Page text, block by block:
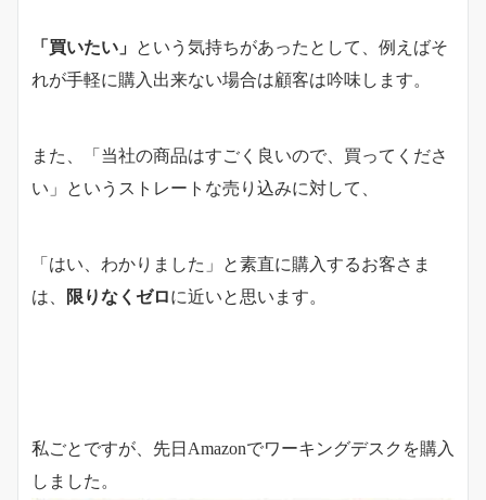
「買いたい」
という気持ちがあったとして、例えばそ
れが手軽に購入出来ない場合は顧客は吟味します。
また、「当社の商品はすごく良いので、買ってくださ
い」というストレートな売り込みに対して、
「はい、わかりました」と素直に購入するお客さま
は、
限りなくゼロに近いと思います。
私ごとですが、先日Amazonでワーキングデスクを購入
しました。